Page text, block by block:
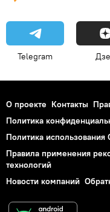
Telegram
О проекте Контакты
Политика
Политика использования
Правила применения
технологий
Новости компаний